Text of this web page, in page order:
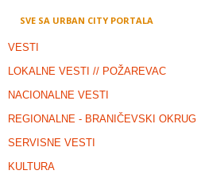
SVE SA URBAN CITY PORTALA
VESTI
LOKALNE VESTI // POŽAREVAC
NACIONALNE VESTI
REGIONALNE - BRANIČEVSKI OKRUG
SERVISNE VESTI
KULTURA